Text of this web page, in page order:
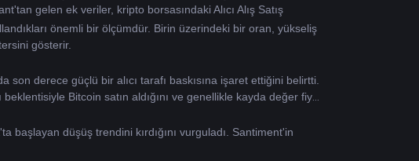
gelen ek veriler, kripto borsasındaki Alıcı Alış Satış
önemli bir ölçümdür. Birin üzerindeki bir oran, yükseliş
gösterir.
derece güçlü bir alıcı tarafı baskısına işaret ettiğini belirtti.
Bitcoin satın aldığını ve genellikle kayda değer fiyat
düşüş trendini kırdığını vurguladı. Santiment'in